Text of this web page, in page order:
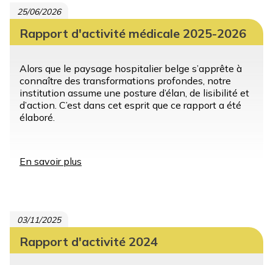
25/06/2026
Rapport d'activité médicale 2025-2026
Alors que le paysage hospitalier belge s’apprête à
connaître des transformations profondes, notre
institution assume une posture d’élan, de lisibilité et
d’action. C’est dans cet esprit que ce rapport a été
élaboré.
En savoir plus
03/11/2025
Rapport d'activité 2024